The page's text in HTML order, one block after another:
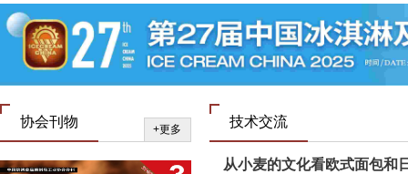
协会刊物 +更多 技术交流
从小麦的文化看欧式面包和